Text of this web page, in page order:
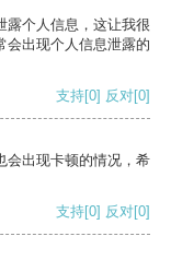
露个人信息，这让我很
会出现个人信息泄露的
支持[0] 反对[0]
会出现卡顿的情况，希
支持[0] 反对[0]